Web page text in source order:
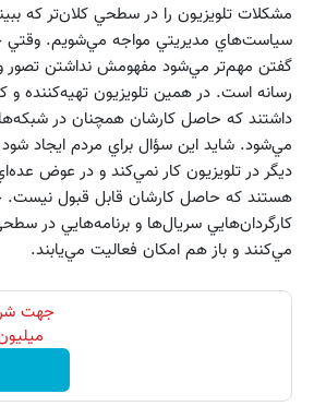
مشكلات تلويزيون را در سطحي كلان‌تر كه
سياست‌هاي مديريتي مواجه مي‌شويم. وقتي
گفتن مهم‌تر مي‌شود مفهومش نداشتن تصور
رسانه است. در همين تلويزيون تهيه‌كننده و
داشتند كه حاصل كارشان همچنان در
مي‌شود. شايد اين سؤال براي مردم ايجاد شود
ديگر در تلويزيون كار نمي‌كند و در عوض
هستند كه حاصل كارشان قابل قبول نيست.
كارگردان‌هايي سريال‌ها و برنامه‌هايي در
مي‌كنند و باز هم امكان فعاليت مي‌يابند.